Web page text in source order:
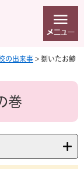
の出来事 > 捌いたお鯵
巻